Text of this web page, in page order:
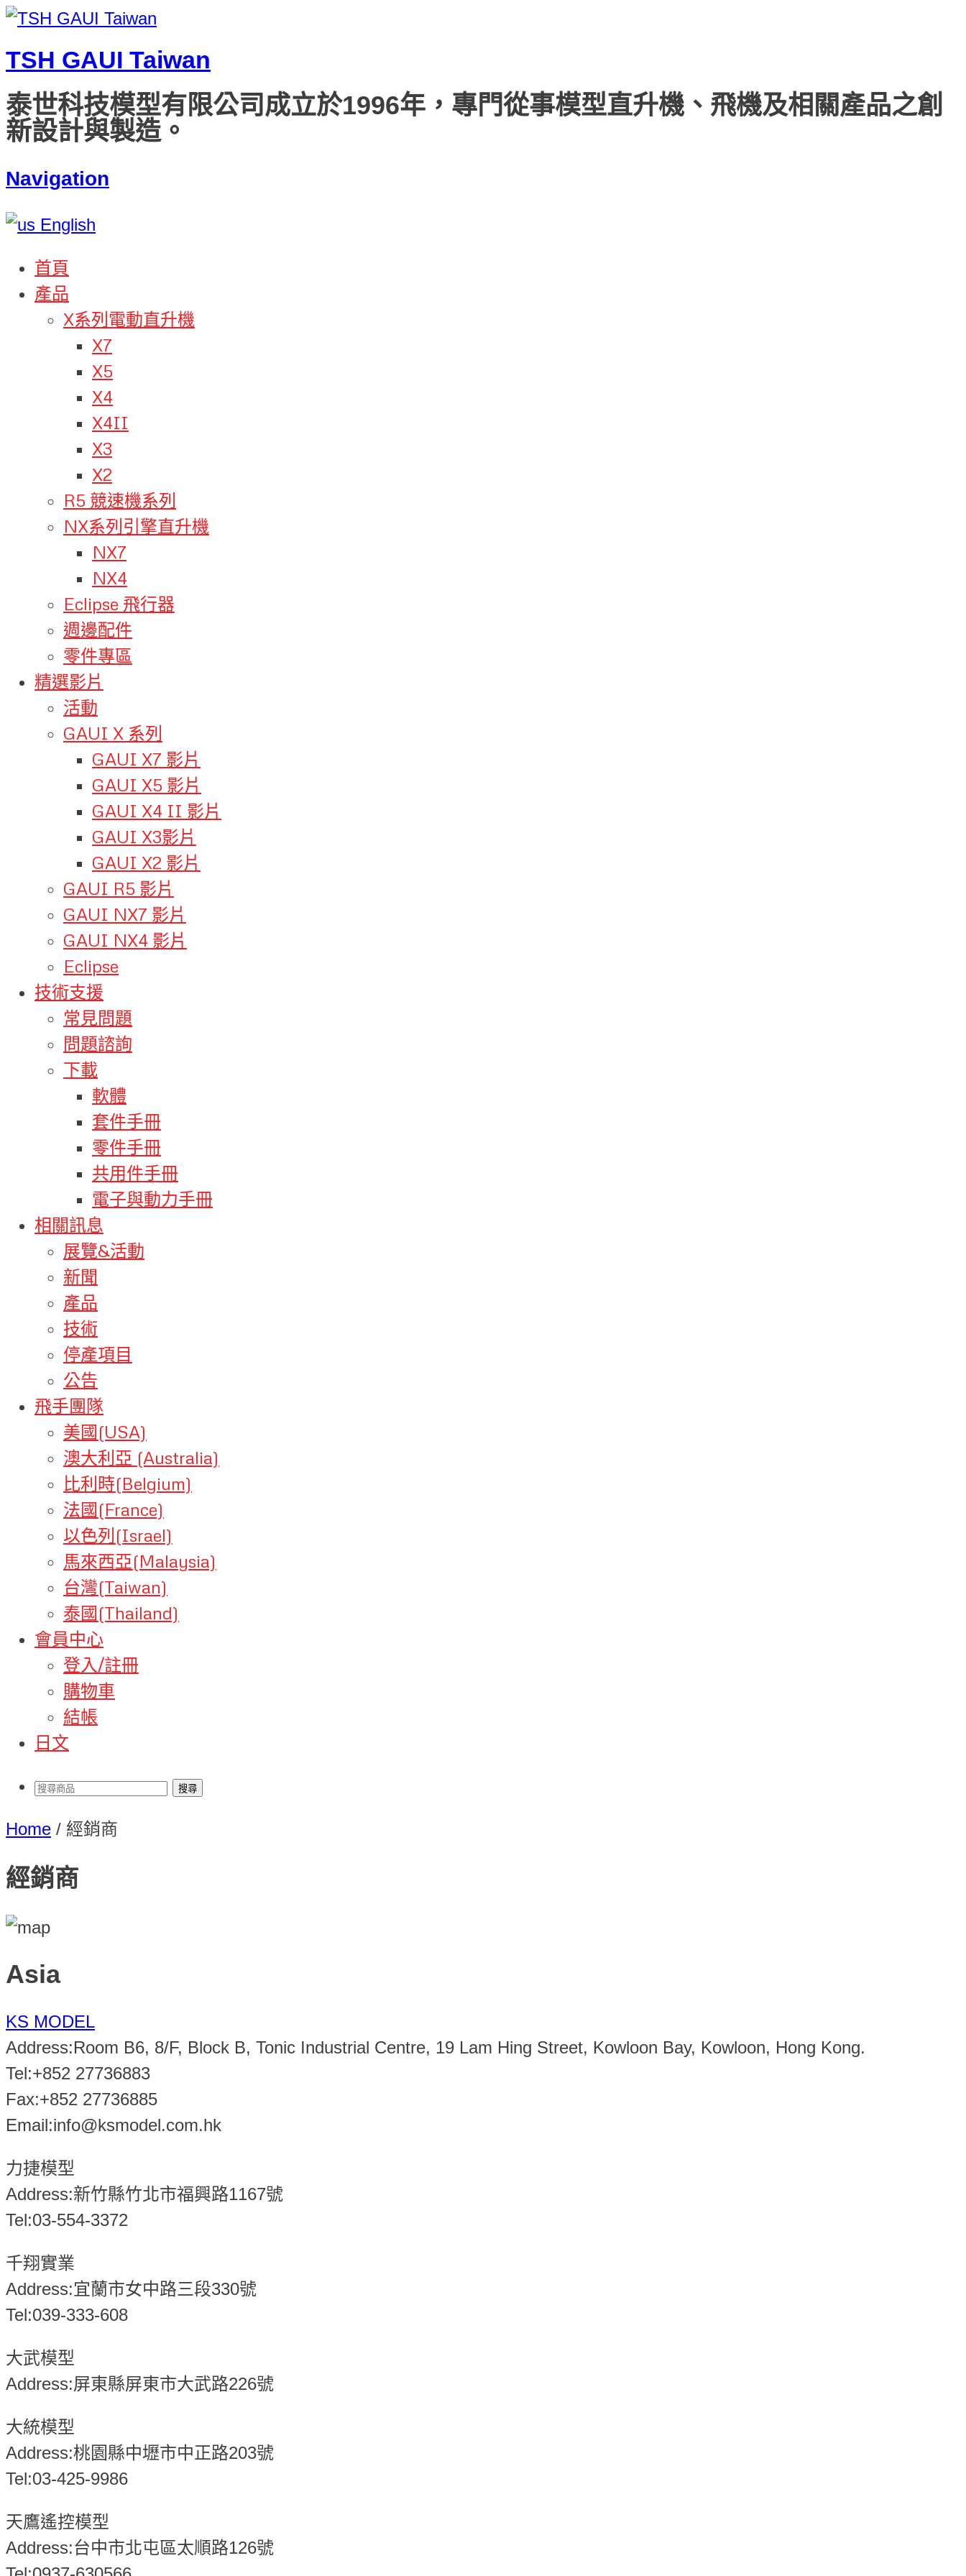
TSH GAUI Taiwan
泰世科技模型有限公司成立於1996年，專門從事模型直升機、飛機及相關產品之創
新設計與製造。
Navigation
English
首頁
產品
X系列電動直升機
X7
X5
X4
X4II
X3
X2
R5 競速機系列
NX系列引擎直升機
NX7
NX4
Eclipse 飛行器
週邊配件
零件專區
精選影片
活動
GAUI X 系列
GAUI X7 影片
GAUI X5 影片
GAUI X4 II 影片
GAUI X3影片
GAUI X2 影片
GAUI R5 影片
GAUI NX7 影片
GAUI NX4 影片
Eclipse
技術支援
常見問題
問題諮詢
下載
軟體
套件手冊
零件手冊
共用件手冊
電子與動力手冊
相關訊息
展覽&活動
新聞
產品
技術
停產項目
公告
飛手團隊
美國(USA)
澳大利亞 (Australia)
比利時(Belgium)
法國(France)
以色列(Israel)
馬來西亞(Malaysia)
台灣(Taiwan)
泰國(Thailand)
會員中心
登入/註冊
購物車
結帳
日文
Home / 經銷商
經銷商
Asia
KS MODEL
Address:Room B6, 8/F, Block B, Tonic Industrial Centre, 19 Lam Hing Street, Kowloon Bay, Kowloon, Hong Kong.
Tel:+852 27736883
Fax:+852 27736885
Email:info@ksmodel.com.hk
力捷模型
Address:新竹縣竹北市福興路1167號
Tel:03-554-3372
千翔實業
Address:宜蘭市女中路三段330號
Tel:039-333-608
大武模型
Address:屏東縣屏東市大武路226號
大統模型
Address:桃園縣中壢市中正路203號
Tel:03-425-9986
天鷹遙控模型
Address:台中市北屯區太順路126號